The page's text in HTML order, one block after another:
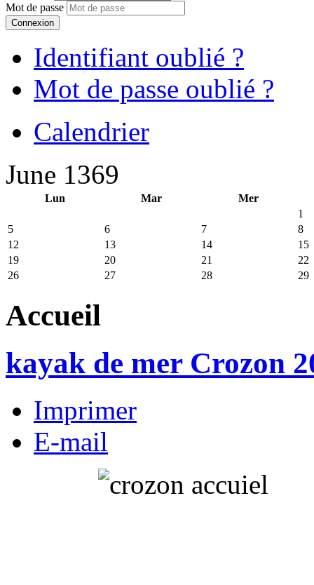
Mot de passe
Connexion
Identifiant oublié ?
Mot de passe oublié ?
Calendrier
June 1369
Lun Mar
Mer
1
5
6 7
8
12
13 14
15
19
20 21
22
26
27 28 29
Accueil
kayak de mer Crozon
Imprimer
E-mail